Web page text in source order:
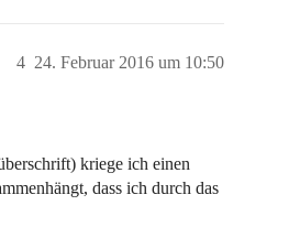
24. Februar 2016 um 10:50
4
kriege ich einen
dass ich durch das